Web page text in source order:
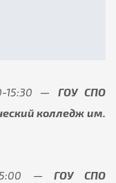
— ГОУ СПО
колледж им.
—ГОУ СПО